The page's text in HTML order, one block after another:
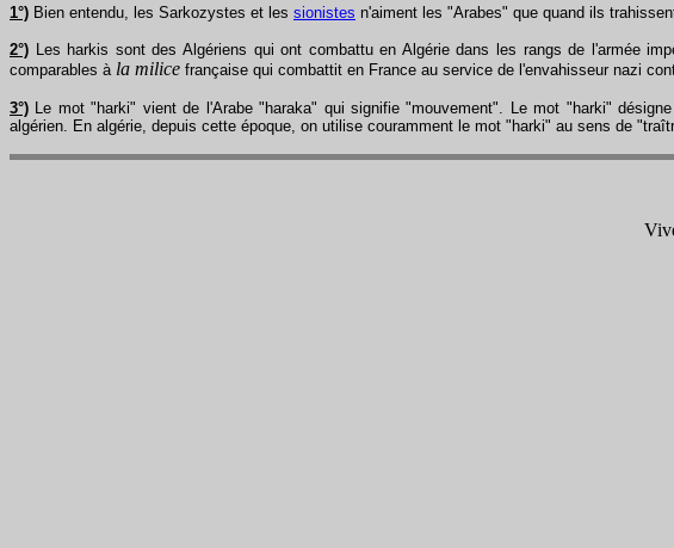
1°) Bien entendu, les Sarkozystes et les sionistes n'aiment les "Arabes" que quand ils
2°) Les harkis sont des Algériens qui ont combattu en Algérie dans les rangs de l'armée
comparables à la milice française qui combattit en France au service de l'envahisseur nazi
3°) Le mot "harki" vient de l'Arabe "haraka" qui signifie "mouvement". Le mot "harki"
algérien. En algérie, depuis cette époque, on utilise couramment le mot "harki" au sens de